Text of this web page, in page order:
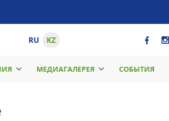
RU KZ
МЕДИАГАЛЕРЕЯ СОБЫТИЯ